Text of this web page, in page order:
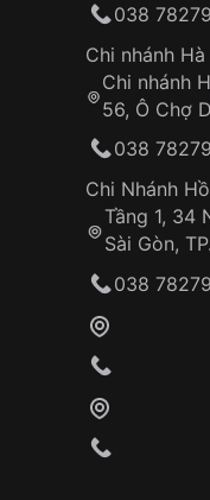
038
Chi nhánh
Chi nhánh
56, Ô Chợ
038
Chi Nhánh
Tầng 1, 34
Sài Gòn,
038